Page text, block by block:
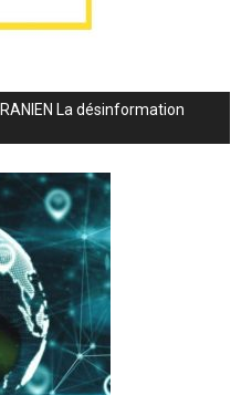
IRANIEN La désinformation